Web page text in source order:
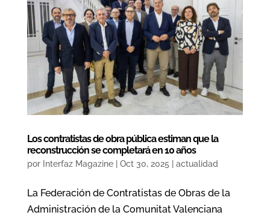
Los contratistas de obra pública estiman que la
reconstrucción se completará en 10 años
por Interfaz Magazine| Oct 30, 2025 actualidad
La Federación de Contratistas de Obras de la
Administración de la Comunitat Valenciana